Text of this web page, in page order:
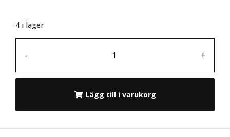
4 i lager
- +
Lägg till i varukorg